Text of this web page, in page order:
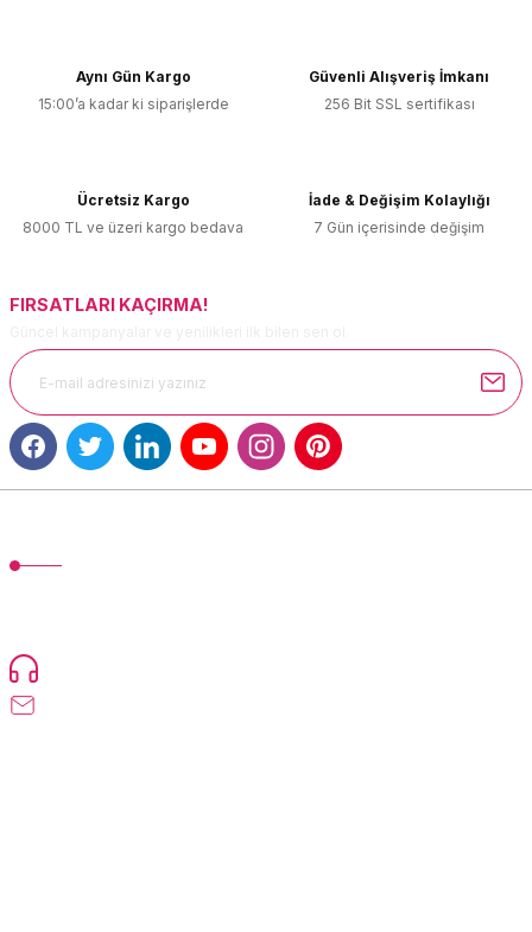
Ürün resmi kalitesiz, bozuk veya görüntülenemiyor.
Ürün fiyatı diğer sitelerden daha pahalı.
Bu ürüne benzer farklı alternatifler olmalı.
Aynı Gün Kargo
15:00’a kadar ki siparişlerde
Güvenli Alışveriş İmkanı
256 Bit SSL sertifikası
Ücretsiz Kargo
8000 TL ve üzeri kargo bedava
İade & Değişim Kolaylığı
7 Gün içerisinde değişim
FIRSATLARI KAÇIRMA!